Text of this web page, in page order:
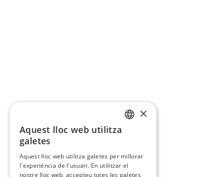
×
Aquest lloc web utilitza
galetes
Aquest lloc web utilitza galetes per millorar
l'experiència de l'usuari. En utilitzar el
nostre lloc web, accepteu totes les galetes